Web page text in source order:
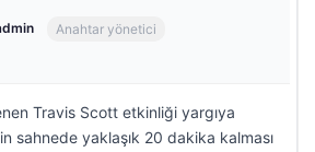
Anahtar yönetici
Travis Scott etkinliği yargıya
sahnede yaklaşık 20 dakika kalması